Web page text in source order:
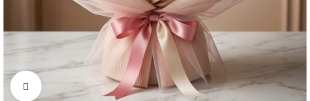
Click to enlarge